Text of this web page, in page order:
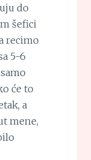
do
šefici
recimo
5-6
će to
a
mene,